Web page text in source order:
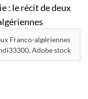
Franco-algériennes
Adobe stock